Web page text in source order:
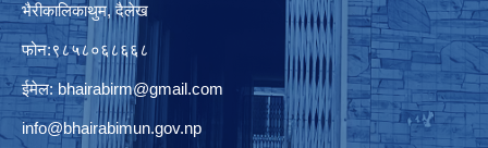
भैरीकालिकाथुम, दैलेख
फोन:९८५८०६८६६८
ईमेल: bhairabirm@gmail.com
info@bhairabimun.gov.np